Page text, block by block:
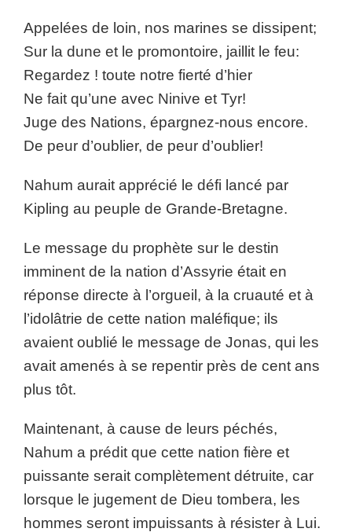
Appelées de loin, nos marines se dissipent;
Sur la dune et le promontoire, jaillit le feu:
Regardez ! toute notre fierté d’hier
Ne fait qu’une avec Ninive et Tyr!
Juge des Nations, épargnez-nous encore.
De peur d’oublier, de peur d’oublier!
Nahum aurait apprécié le défi lancé par
Kipling au peuple de Grande-Bretagne.
Le message du prophète sur le destin
imminent de la nation d’Assyrie était en
réponse directe à l’orgueil, à la cruauté et à
l’idolâtrie de cette nation maléfique; ils
avaient oublié le message de Jonas, qui les
avait amenés à se repentir près de cent ans
plus tôt.
Maintenant, à cause de leurs péchés,
Nahum a prédit que cette nation fière et
puissante serait complètement détruite, car
lorsque le jugement de Dieu tombera, les
hommes seront impuissants à résister à Lui.